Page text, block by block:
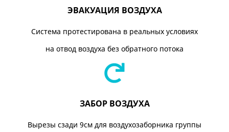
ЭВАКУАЦИЯ ВОЗДУХА
Система протестирована в реальных условиях
на отвод воздуха без обратного потока
ЗАБОР ВОЗДУХА
Вырезы сзади 9см для воздухозаборника группы